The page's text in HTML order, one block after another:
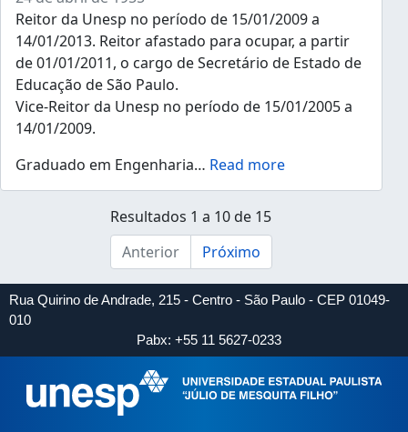
Reitor da Unesp no período de 15/01/2009 a
14/01/2013. Reitor afastado para ocupar, a partir
de 01/01/2011, o cargo de Secretário de Estado de
Educação de São Paulo.
Vice-Reitor da Unesp no período de 15/01/2005 a
14/01/2009.
Graduado em Engenharia… Read more
Resultados 1 a 10 de 15
Anterior
Próximo
Rua Quirino de Andrade, 215 - Centro - São Paulo - CEP 01049-
010
Pabx: +55 11 5627-0233